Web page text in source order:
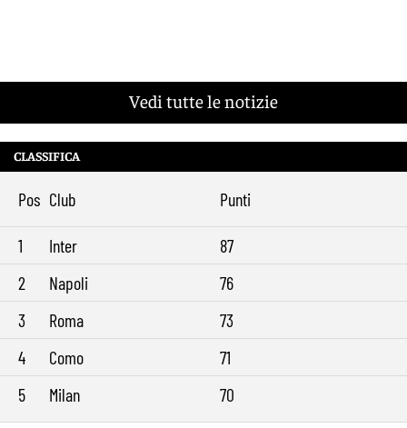
Vedi tutte le notizie
CLASSIFICA
Pos Club Punti
1 Inter
87
2
Napoli
76
3
Roma
73
4
Como
71
5
Milan 70